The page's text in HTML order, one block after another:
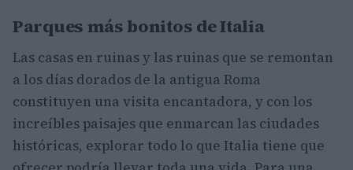
Parques más bonitos de Italia
Las casas en ruinas y las ruinas que se remontan
a los días dorados de la antigua Roma
constituyen una visita encantadora, y con los
increíbles paisajes que enmarcan las ciudades
históricas, explorar todo lo que Italia tiene que